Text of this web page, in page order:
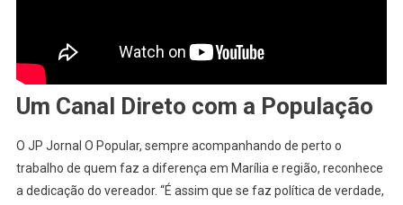
Um Canal Direto com a População
O JP Jornal O Popular, sempre acompanhando de perto o
trabalho de quem faz a diferença em Marília e região, reconhece
a dedicação do vereador. “É assim que se faz política de verdade,